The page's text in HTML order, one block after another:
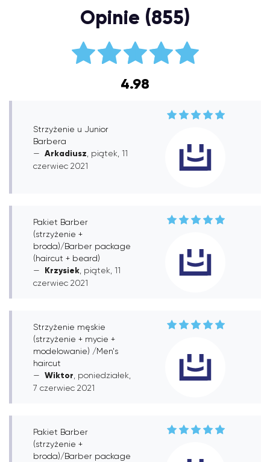
Opinie (855)
4.98
Strzyżenie u Junior
Barbera
Arkadiusz , piątek, 11
czerwiec 2021
Pakiet Barber
(strzyżenie +
broda)/Barber package
(haircut + beard)
Krzysiek , piątek, 11
czerwiec 2021
Strzyżenie męskie
(strzyżenie + mycie +
modelowanie) /Men's
haircut
Wiktor , poniedziałek,
7 czerwiec 2021
Pakiet Barber
(strzyżenie +
broda)/Barber package